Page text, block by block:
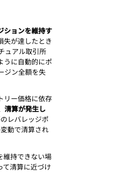
ションを維持す
失が達したとき
ュアル取引所
うに自動的にポ
ジン全額を失
リー価格に依存
清算が発生し
レバレッジポ
動で清算され
維持できない場
て清算に近づけ